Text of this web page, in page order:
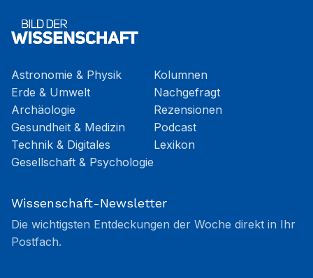
Astronomie & Physik
Erde & Umwelt
Archäologie
Gesundheit & Medizin
Technik & Digitales
Gesellschaft & Psychologie
Kolumnen
Nachgefragt
Rezensionen
Podcast
Lexikon
Wissenschaft-Newsletter
Die wichtigsten Entdeckungen der Woche direkt in Ihr
Postfach.